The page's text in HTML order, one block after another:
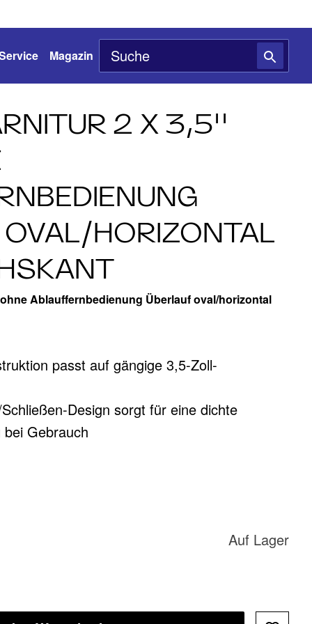
Magazin
2 X 3,5''
OVAL/HORIZONTAL
Ablauffernbedienung Überlauf oval/horizontal
passt auf gängige 3,5-Zoll-
Design sorgt für eine dichte
Gebrauch
Auf Lager